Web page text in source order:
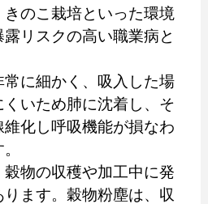
のこ栽培といった環境
リスクの高い職業病と
に細かく、吸入した場
いため肺に沈着し、そ
化し呼吸機能が損なわ
物の収穫や加工中に発
ます。穀物粉塵は、収